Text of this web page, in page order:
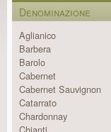
Denominazione
Aglianico
Barbera
Barolo
Cabernet
Cabernet Sauvignon
Catarrato
Chardonnay